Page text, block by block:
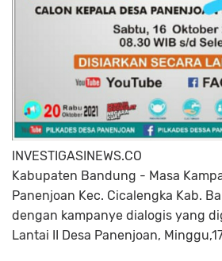
INVESTIGASINEWS.CO
Kabupaten Bandung - Masa
Panenjoan Kec. Cicalengka Kab.
dengan kampanye dialogis yang
Lantai II Desa Panenjoan,